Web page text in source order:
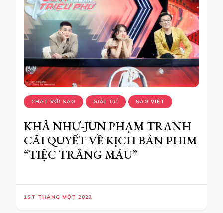
CHAT VỚI SAO GIẢI TRÍ SAO VIỆT
KHẢ NHƯ-JUN PHẠM TRANH
CÃI QUYẾT VỀ KỊCH BẢN PHIM
“TIỆC TRĂNG MÁU”
1ST THÁNG MỘT 2022